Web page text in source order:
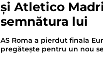
și Atletico
semnătura lui
AS Roma a pierdut finala
pregătește pentru un nou